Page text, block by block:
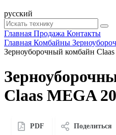
русский
Главная Продажа Контакты
Главная Комбайны
Зерноуборочный комбайн
Claas MEGA
PDF Поделиться